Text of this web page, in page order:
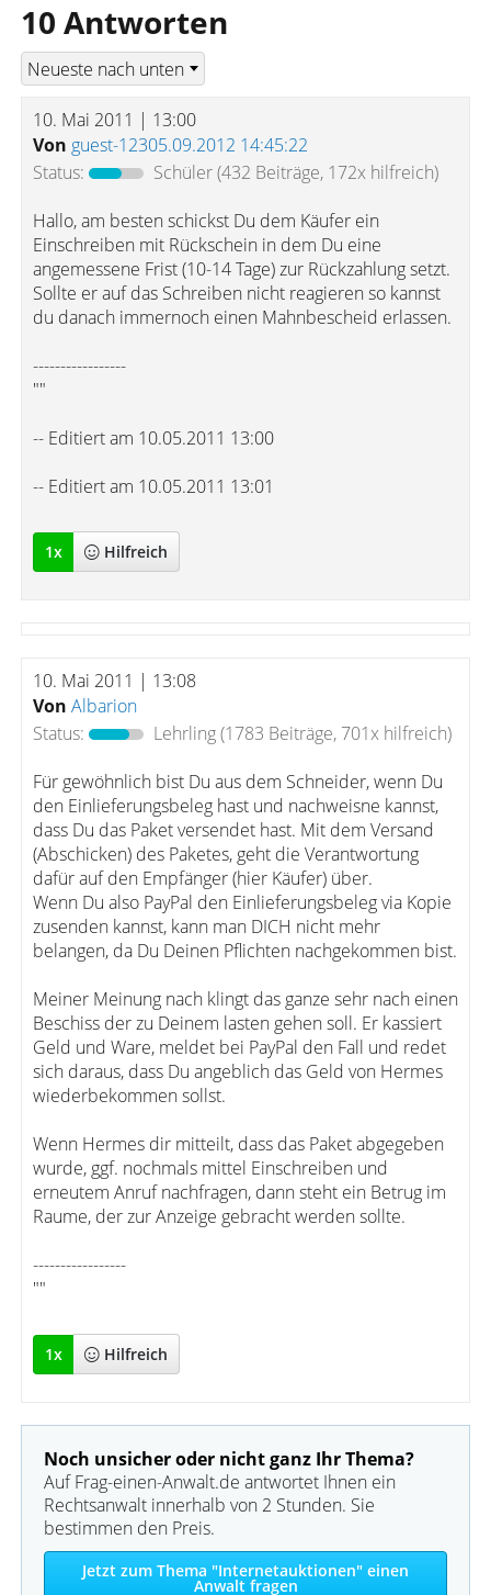
10 Antworten
10. Mai 2011 | 13:00
Von guest-12305.09.2012 14:45:22
Status:
Schüler(432 Beiträge, 172x hilfreich)
Hallo, am besten schickst Du dem Käufer ein
Einschreiben mit Rückschein in dem Du eine
angemessene Frist (10-14 Tage) zur Rückzahlung setzt.
Sollte er auf das Schreiben nicht reagieren so kannst
du danach immernoch einen Mahnbescheid erlassen.
-----------------
""
-- Editiert am 10.05.2011 13:00
-- Editiert am 10.05.2011 13:01
1x Hilfreich
10. Mai 2011 | 13:08
Von Albarion
Status:
Lehrling(1783 Beiträge, 701x hilfreich)
Für gewöhnlich bist Du aus dem Schneider, wenn Du
den Einlieferungsbeleg hast und nachweisne kannst,
dass Du das Paket versendet hast. Mit dem Versand
(Abschicken) des Paketes, geht die Verantwortung
dafür auf den Empfänger (hier Käufer) über.
Wenn Du also PayPal den Einlieferungsbeleg via Kopie
zusenden kannst, kann man DICH nicht mehr
belangen, da Du Deinen Pflichten nachgekommen bist.
Meiner Meinung nach klingt das ganze sehr nach einen
Beschiss der zu Deinem lasten gehen soll. Er kassiert
Geld und Ware, meldet bei PayPal den Fall und redet
sich daraus, dass Du angeblich das Geld von Hermes
wiederbekommen sollst.
Wenn Hermes dir mitteilt, dass das Paket abgegeben
wurde, ggf. nochmals mittel Einschreiben und
erneutem Anruf nachfragen, dann steht ein Betrug im
Raume, der zur Anzeige gebracht werden sollte.
-----------------
""
1x Hilfreich
Noch unsicher oder nicht ganz Ihr Thema?
Auf Frag-einen-Anwalt.de antwortet Ihnen ein
Rechtsanwalt innerhalb von 2 Stunden. Sie
bestimmen den Preis.
Jetzt zum Thema "Internetauktionen" einen
Anwalt fragen